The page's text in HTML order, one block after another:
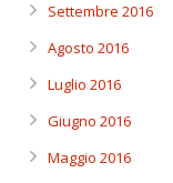
Settembre 2016
Agosto 2016
Luglio 2016
Giugno 2016
Maggio 2016